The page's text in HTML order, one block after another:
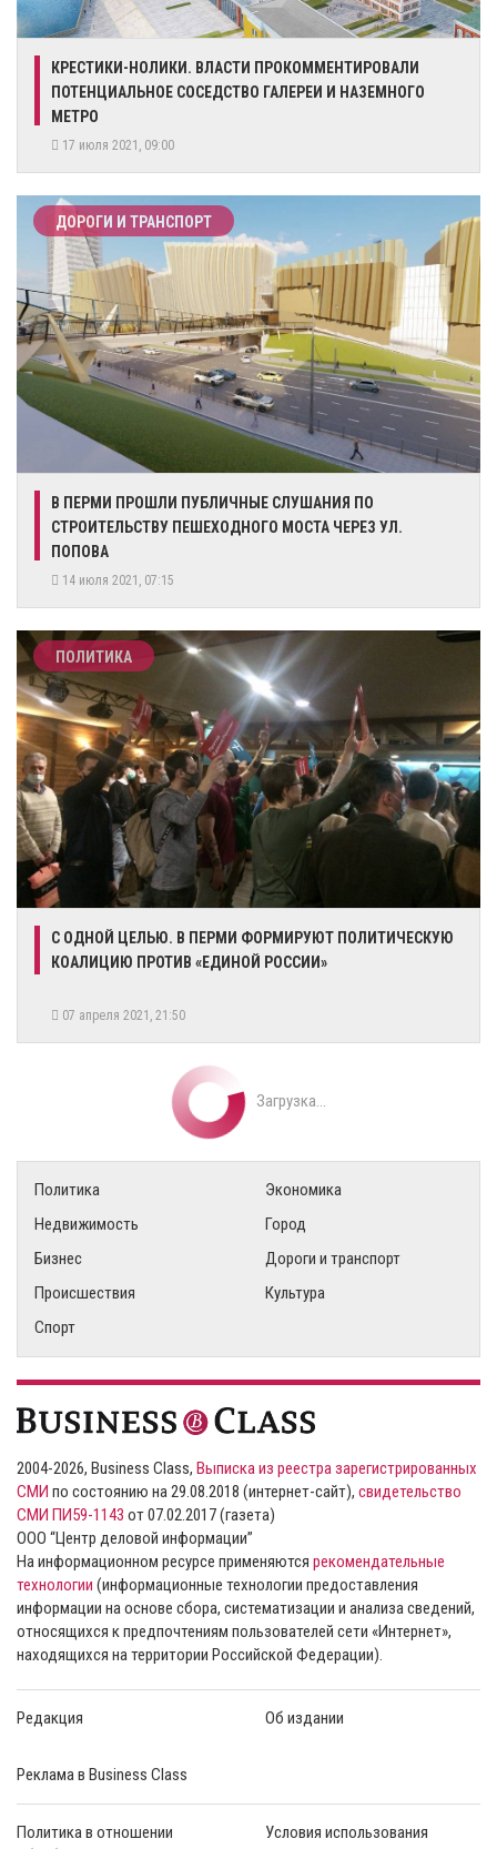
КРЕСТИКИ-НОЛИКИ. ВЛАСТИ ПРОКОММЕНТИРОВАЛИ
ПОТЕНЦИАЛЬНОЕ СОСЕДСТВО ГАЛЕРЕИ И НАЗЕМНОГО
МЕТРО
17 июля 2021, 09:00
ДОРОГИ И ТРАНСПОРТ
В ПЕРМИ ПРОШЛИ ПУБЛИЧНЫЕ СЛУШАНИЯ ПО
СТРОИТЕЛЬСТВУ ПЕШЕХОДНОГО МОСТА ЧЕРЕЗ УЛ.
ПОПОВА
14 июля 2021, 07:15
ПОЛИТИКА
С ОДНОЙ ЦЕЛЬЮ. В ПЕРМИ ФОРМИРУЮТ ПОЛИТИЧЕСКУЮ
КОАЛИЦИЮ ПРОТИВ «ЕДИНОЙ РОССИИ»
07 апреля 2021, 21:50
Загрузка...
Политика
Экономика
Недвижимость
Город
Бизнес
Дороги и транспорт
Происшествия
Культура
Спорт
2004-2026, Business Class, Выписка из реестра зарегистрированных
СМИ по состоянию на 29.08.2018 (интернет-сайт), свидетельство
СМИ ПИ59-1143 от 07.02.2017 (газета)
ООО “Центр деловой информации”
На информационном ресурсе применяются рекомендательные
технологии (информационные технологии предоставления
информации на основе сбора, систематизации и анализа сведений,
относящихся к предпочтениям пользователей сети «Интернет»,
находящихся на территории Российской Федерации).
Редакция Об издании
Реклама в Business Class
Политика в отношении
Условия использования